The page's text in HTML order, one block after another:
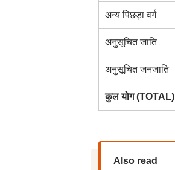
अन्य पिछड़ा वर्ग
अनुसूचित जाति
अनुसूचित जनजाति
कुल योग (TOTAL)
Also read